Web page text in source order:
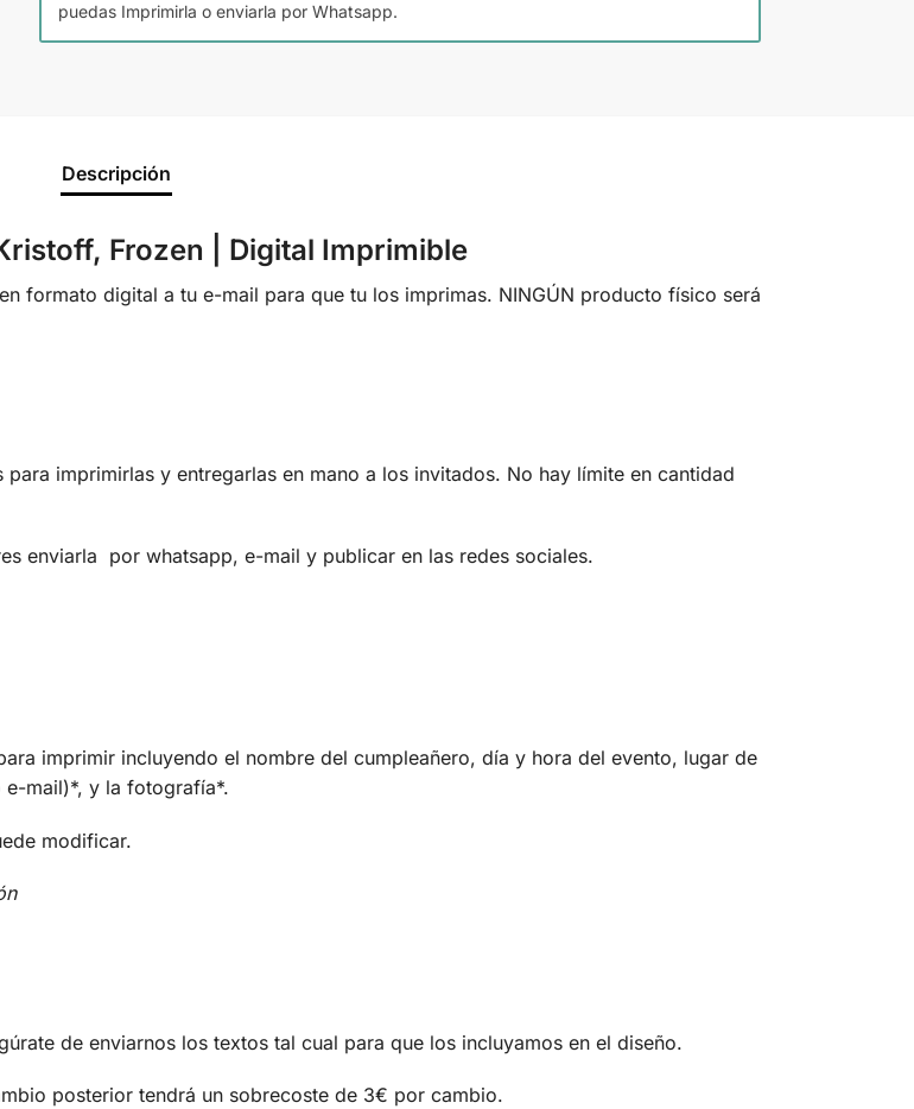
puedas Imprimirla o enviarla por Whatsapp.
Descripción
Frozen | Digital Imprimible
formato digital a tu e-mail para que tu los imprimas. NINGÚN producto físico será
imprimirlas y entregarlas en mano a los invitados. No hay límite en cantidad
enviarla por whatsapp, e-mail y publicar en las redes sociales.
imprimir incluyendo el nombre del cumpleañero, día y hora del evento, lugar de
mail)*, y la fotografía*.
modificar.
de enviarnos los textos tal cual para que los incluyamos en el diseño.
posterior tendrá un sobrecoste de 3€ por cambio.